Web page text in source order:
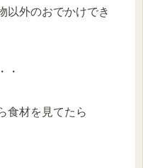
以外のおでかけでき
・
食材を見てたら